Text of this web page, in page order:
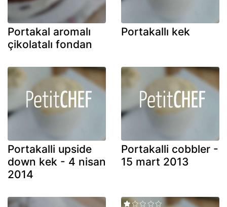
Portakal aromalı
çikolatalı fondan
Portakallı kek
Portakalli upside
down kek - 4 nisan
2014
Portakalli cobbler -
15 mart 2013